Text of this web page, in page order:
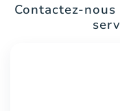
Contactez-